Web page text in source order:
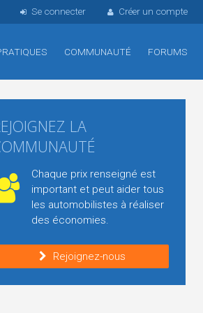
Se connecter Créer un compte
COMMUNAUTÉ FORUMS
LA
Chaque prix renseigné est
important et peut aider tous
les automobilistes à réaliser
des économies.
Rejoignez-nous